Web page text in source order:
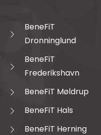
BeneFiT
Dronninglund
BeneFiT
Frederikshavn
BeneFiT Møldrup
BeneFiT Hals
BeneFiT Herning